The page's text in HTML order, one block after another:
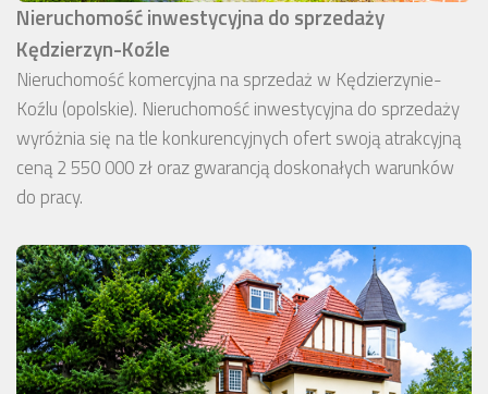
Nieruchomość inwestycyjna do sprzedaży
Kędzierzyn-Koźle
Nieruchomość komercyjna na sprzedaż w Kędzierzynie-
Koźlu (opolskie). Nieruchomość inwestycyjna do sprzedaży
wyróżnia się na tle konkurencyjnych ofert swoją atrakcyjną
ceną 2 550 000 zł oraz gwarancją doskonałych warunków
do pracy.